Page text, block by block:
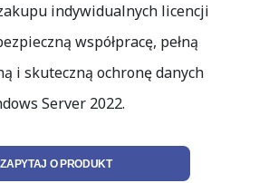
indywidualnych licencji
współpracę, pełną
i skuteczną ochronę danych
Server 2022.
ZAPYTAJ O PRODUKT